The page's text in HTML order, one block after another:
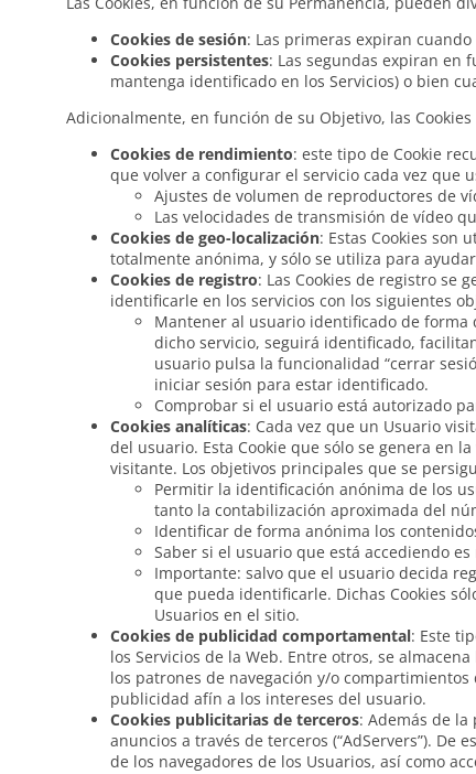
Cookies de sesión: Las primeras expiran
Cookies persistentes: Las segundas expiran en
mantenga identificado en los Servicios) o bien
Adicionalmente, en función de su Objetivo, las
Cookies de rendimiento: este tipo de Cookie
que volver a configurar el servicio cada vez que
Ajustes de volumen de reproductores de
Las velocidades de transmisión de vídeo
Cookies de geo-localización: Estas Cookies son
totalmente anónima, y sólo se utiliza para
Cookies de registro: Las Cookies de registro se
identificarle en los servicios con los siguientes
Mantener al usuario identificado de forma
dicho servicio, seguirá identificado,
usuario pulsa la funcionalidad “cerrar
iniciar sesión para estar identificado.
Comprobar si el usuario está autorizado
Cookies analíticas: Cada vez que un Usuario
del usuario. Esta Cookie que sólo se genera en
visitante. Los objetivos principales que se
Permitir la identificación anónima de los
tanto la contabilización aproximada del
Identificar de forma anónima los
Saber si el usuario que está accediendo
Importante: salvo que el usuario decida
que pueda identificarle. Dichas Cookies
Usuarios en el sitio.
Cookies de publicidad comportamental: Este
los Servicios de la Web. Entre otros, se
los patrones de navegación y/o
publicidad afín a los intereses del usuario.
Cookies publicitarias de terceros: Además de la
anuncios a través de terceros (“AdServers”). De
de los navegadores de los Usuarios, así como